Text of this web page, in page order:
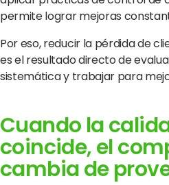
permite lograr mejoras
Por eso, reducir la pérdida de
es el resultado directo de
sistemática y trabajar para
Cuando la
coincide, el
cambia de